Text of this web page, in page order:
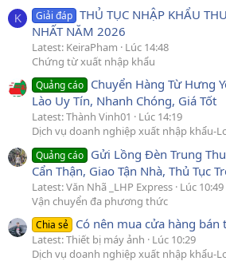
K Giải đáp THỦ TỤC NHẬP KHẨU
NHẤT NĂM 2026
Latest: KeiraPham
Lúc 14:48
Chứng từ xuất nhập khẩu
Quảng cáo Chuyển Hàng Từ Hưng
Lào Uy Tín, Nhanh Chóng, Giá Tốt
Latest: Thành Vinh01
Lúc 14:19
Dịch vụ doanh nghiệp xuất nhập khẩu-
Quảng cáo Gửi Lồng Đèn Trung
Cẩn Thận, Giao Tận Nhà, Thủ Tục
Latest: Văn Nhã _LHP Express Lúc 10:49
Vận chuyển đa phương thức
Chia sẻ Có nên mua cửa hàng bán
Latest: Thiết bị máy ảnh
Lúc 10:29
Dịch vụ doanh nghiệp xuất nhập khẩu-